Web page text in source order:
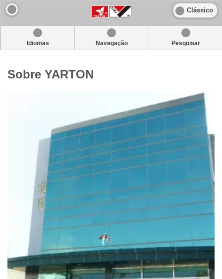
Clássico
Idiomas Navegação Pesquisar
Sobre YARTON